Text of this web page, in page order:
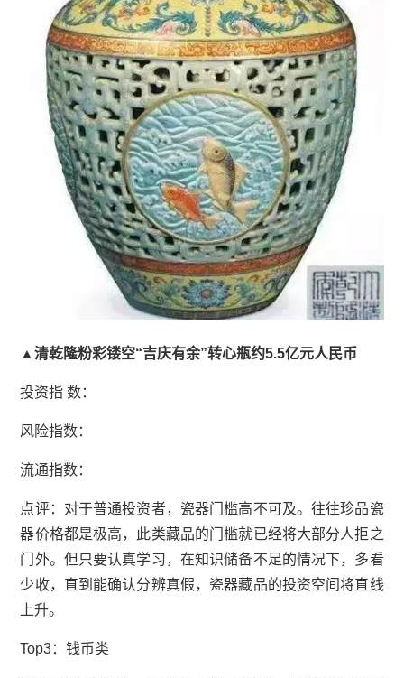
▲清乾隆粉彩镂空“吉庆有余”转心瓶约5.5亿元人民币
投资指 数：
风险指数：
流通指数：
点评：对于普通投资者，瓷器门槛高不可及。往往珍品瓷
器价格都是极高，此类藏品的门槛就已经将大部分人拒之
门外。但只要认真学习，在知识储备不足的情况下，多看
少收，直到能确认分辨真假，瓷器藏品的投资空间将直线
上升。
Top3：钱币类